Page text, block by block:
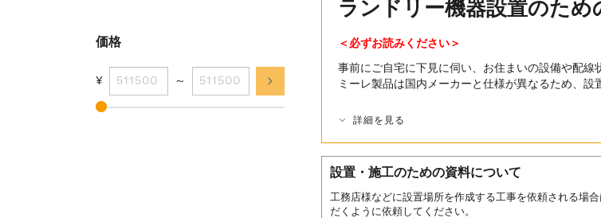
ランドリー機器設置のため
＜必ずお読みください＞
事前にご自宅に下見に伺い、お住まいの設備や配線
ミーレ製品は国内メーカーと仕様が異なるため、設
詳細を見る
設置・施工のための資料について
工務店様などに設置場所を作成する工事を依頼される場
だくように依頼してください。
価格
¥ ～